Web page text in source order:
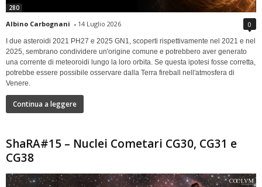
280
Albino Carbognani - 14 Luglio 2026 0
I due asteroidi 2021 PH27 e 2025 GN1, scoperti rispettivamente nel 2021 e nel
2025, sembrano condividere un'origine comune e potrebbero aver generato
una corrente di meteoroidi lungo la loro orbita. Se questa ipotesi fosse corretta,
potrebbe essere possibile osservare dalla Terra fireball nell'atmosfera di
Venere.
Continua a leggere
ShaRA#15 – Nuclei Cometari CG30, CG31 e
CG38